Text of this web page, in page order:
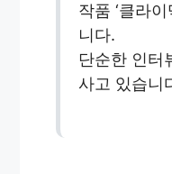
작품 ‘클라
니다.
단순한 인터
사고 있습니